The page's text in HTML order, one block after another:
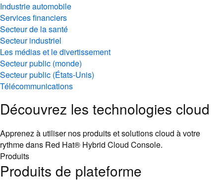
Industrie automobile
Services financiers
Secteur de la santé
Secteur industriel
Les médias et le divertissement
Secteur public (monde)
Secteur public (États-Unis)
Télécommunications
Découvrez les technologies cloud
Apprenez à utiliser nos produits et solutions cloud à votre
rythme dans Red Hat® Hybrid Cloud Console.
Produits
Produits de plateforme